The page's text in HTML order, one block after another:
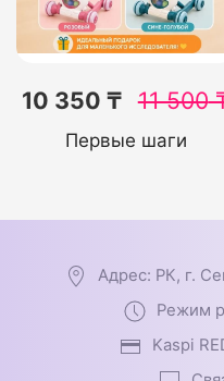
10 350 ₸ 11 500
Первые шаги
Адрес: РК, г.
Режим
Kaspi